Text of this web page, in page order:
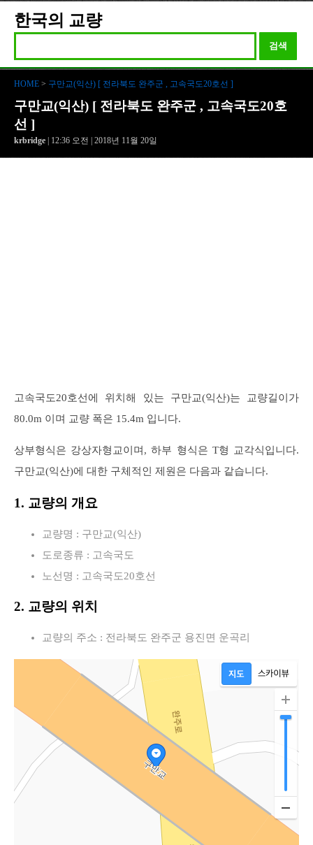
한국의 교량
검색
HOME > 구만교(익산) [ 전라북도 완주군 , 고속국도20호선 ]
구만교(익산) [ 전라북도 완주군 , 고속국도20호
선 ]
krbridge | 12:36 오전 | 2018년 11월 20일
고속국도20호선에 위치해 있는 구만교(익산)는 교량길이가
80.0m 이며 교량 폭은 15.4m 입니다.
상부형식은 강상자형교이며, 하부 형식은 T형 교각식입니다.
구만교(익산)에 대한 구체적인 제원은 다음과 같습니다.
1. 교량의 개요
교량명 : 구만교(익산)
도로종류 : 고속국도
노선명 : 고속국도20호선
2. 교량의 위치
교량의 주소 : 전라북도 완주군 용진면 운곡리